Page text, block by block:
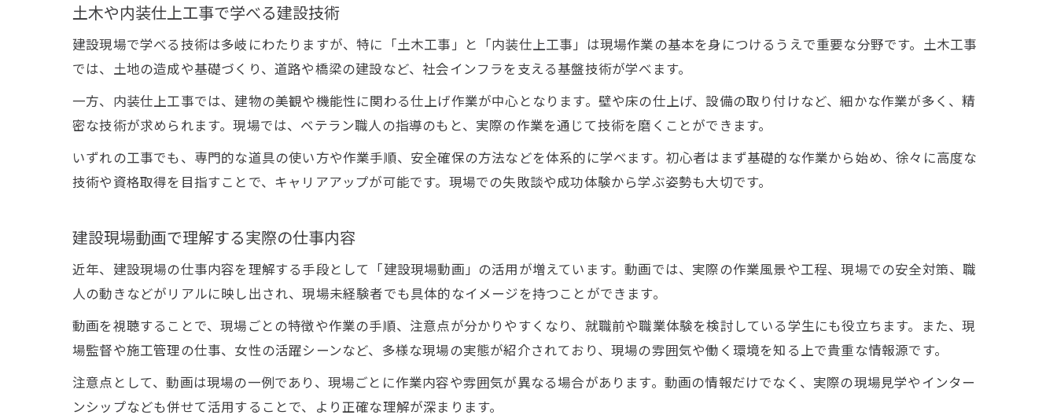
建設業界で目指す理想の働き方を考える
学生から目指せる建設現場のキャリア設計
建設現場での資格取得が目指す将来像
建設現場で役立つ資格とその取得方法
建設業界で人気の資格と現場での活用例
資格取得が建設現場での評価に直結する理由
土木や内装仕上工事で学べる建設技術
建設現場で学べる技術は多岐にわたりますが、特に「土木工事」と「内装仕上工事」は現場作業の基本を身につけるうえで重要な分野です。土木工事
では、土地の造成や基礎づくり、道路や橋梁の建設など、社会インフラを支える基盤技術が学べます。
一方、内装仕上工事では、建物の美観や機能性に関わる仕上げ作業が中心となります。壁や床の仕上げ、設備の取り付けなど、細かな作業が多く、精
密な技術が求められます。現場では、ベテラン職人の指導のもと、実際の作業を通じて技術を磨くことができます。
いずれの工事でも、専門的な道具の使い方や作業手順、安全確保の方法などを体系的に学べます。初心者はまず基礎的な作業から始め、徐々に高度な
技術や資格取得を目指すことで、キャリアアップが可能です。現場での失敗談や成功体験から学ぶ姿勢も大切です。
建設現場動画で理解する実際の仕事内容
近年、建設現場の仕事内容を理解する手段として「建設現場動画」の活用が増えています。動画では、実際の作業風景や工程、現場での安全対策、職
人の動きなどがリアルに映し出され、現場未経験者でも具体的なイメージを持つことができます。
動画を視聴することで、現場ごとの特徴や作業の手順、注意点が分かりやすくなり、就職前や職業体験を検討している学生にも役立ちます。また、現
場監督や施工管理の仕事、女性の活躍シーンなど、多様な現場の実態が紹介されており、現場の雰囲気や働く環境を知る上で貴重な情報源です。
注意点として、動画は現場の一例であり、現場ごとに作業内容や雰囲気が異なる場合があります。動画の情報だけでなく、実際の現場見学やインター
ンシップなども併せて活用することで、より正確な理解が深まります。